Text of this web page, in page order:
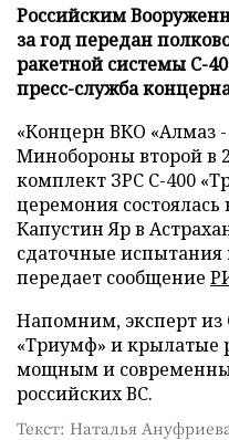
Российским
за год передан
ракетной системы С-
пресс-служба
«Концерн ВКО «Алмаз
Минобороны второй в
комплект ЗРС С-400
церемония
Капустин Яр в
сдаточные
передает сообщение
Напомним, эксперт
«Триумф» и крылатые
мощным и
российских ВС.
Текст: Наталья